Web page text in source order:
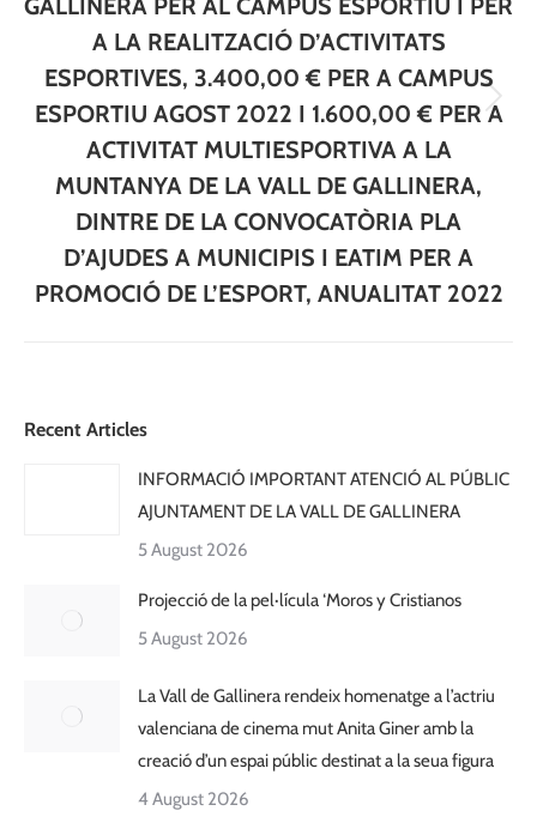
Next
post:
GALLINERA PER AL CAMPUS ESPORTIU I PER
A LA REALITZACIÓ D’ACTIVITATS
ESPORTIVES, 3.400,00 € PER A CAMPUS
ESPORTIU AGOST 2022 I 1.600,00 € PER A
ACTIVITAT MULTIESPORTIVA A LA
MUNTANYA DE LA VALL DE GALLINERA,
DINTRE DE LA CONVOCATÒRIA PLA
D’AJUDES A MUNICIPIS I EATIM PER A
PROMOCIÓ DE L’ESPORT, ANUALITAT 2022
Recent Articles
INFORMACIÓ IMPORTANT ATENCIÓ AL PÚBLIC
AJUNTAMENT DE LA VALL DE GALLINERA
5 August 2026
Projecció de la pel·lícula ‘Moros y Cristianos
5 August 2026
La Vall de Gallinera rendeix homenatge a l’actriu
valenciana de cinema mut Anita Giner amb la
creació d’un espai públic destinat a la seua figura
4 August 2026